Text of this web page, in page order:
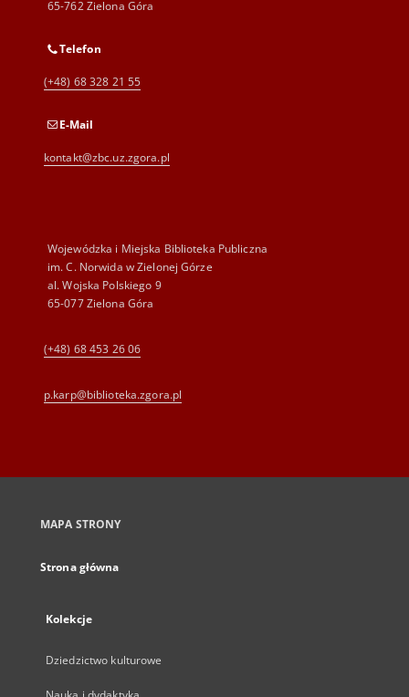
65-762 Zielona Góra
Telefon
(+48) 68 328 21 55
E-Mail
kontakt@zbc.uz.zgora.pl
Wojewódzka i Miejska Biblioteka Publiczna
im. C. Norwida w Zielonej Górze
al. Wojska Polskiego 9
65-077 Zielona Góra
(+48) 68 453 26 06
p.karp@biblioteka.zgora.pl
MAPA STRONY
Strona główna
Kolekcje
Dziedzictwo kulturowe